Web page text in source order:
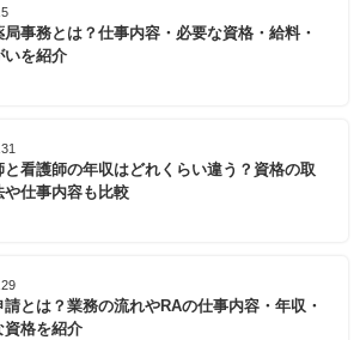
局事務とは？仕事内容・必要な資格・給料・
いを紹介
と看護師の年収はどれくらい違う？資格の取
や仕事内容も比較
請とは？業務の流れやRAの仕事内容・年収・
資格を紹介